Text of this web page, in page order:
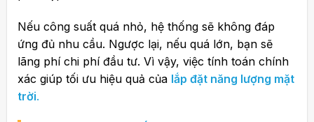
Nếu công suất quá nhỏ, hệ thống sẽ không đáp
ứng đủ nhu cầu. Ngược lại, nếu quá lớn, bạn sẽ
lãng phí chi phí đầu tư. Vì vậy, việc tính toán chính
xác giúp tối ưu hiệu quả của lắp đặt năng lượng mặt
trời.